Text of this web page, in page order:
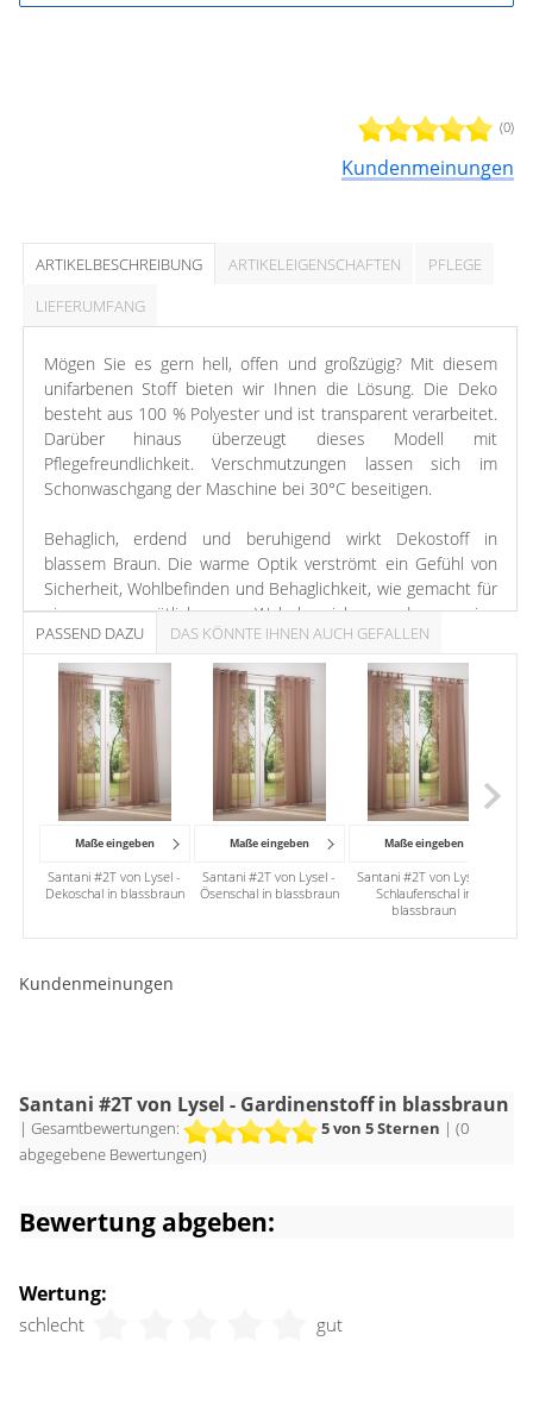
(0)
Kundenmeinungen
ARTIKELBESCHREIBUNG ARTIKELEIGENSCHAFTEN
PFLEGE
LIEFERUMFANG
Mögen Sie es gern hell, offen und großzügig? Mit diesem
unifarbenen Stoff bieten wir Ihnen die Lösung. Die Deko
besteht aus 100 % Polyester und ist transparent verarbeitet.
Darüber hinaus überzeugt dieses Modell mit
Pflegefreundlichkeit. Verschmutzungen lassen sich im
Schonwaschgang der Maschine bei 30°C beseitigen.
Behaglich, erdend und beruhigend wirkt Dekostoff in
blassem Braun. Die warme Optik verströmt ein Gefühl von
Sicherheit, Wohlbefinden und Behaglichkeit, wie gemacht für
einen gemütlichen Wohnbereich oder eine
Küchenatmosphäre, in der man sich auch nach dem Kochen
gern aufhält.
PASSEND DAZU DAS KÖNNTE IHNEN AUCH GEFALLEN
Maße eingeben
Santani #2T von Lysel -
Dekoschal in blassbraun
Maße eingeben
Santani #2T von Lysel -
Ösenschal in blassbraun
Maße eingeben
Santani #2T von Lysel -
Schlaufenschal in
blassbraun
Kundenmeinungen
Santani #2T von Lysel - Gardinenstoff in blassbraun
| Gesamtbewertungen: 5von 5 Sternen | (0
abgegebene Bewertungen)
Bewertung abgeben:
Wertung:
schlecht gut